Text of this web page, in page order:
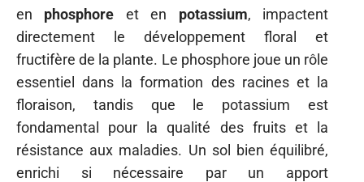
en phosphore et en potassium, impactent
directement le développement floral et
fructifère de la plante. Le phosphore joue un rôle
essentiel dans la formation des racines et la
floraison, tandis que le potassium est
fondamental pour la qualité des fruits et la
résistance aux maladies. Un sol bien équilibré,
enrichi si nécessaire par un apport